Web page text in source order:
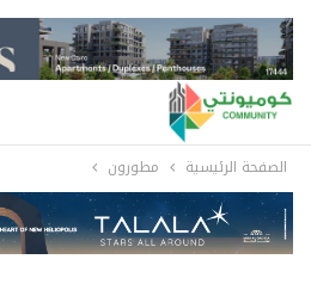
الصفحة الرئيسية مطورون